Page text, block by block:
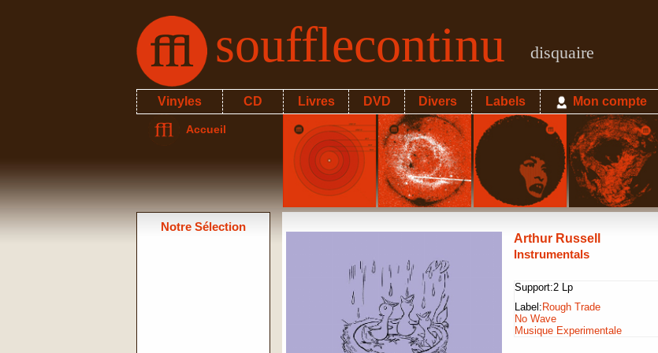
soufflecontinu disquaire
Vinyles CD Livres DVD Divers Labels Mon compte
Accueil
Notre Sélection
Arthur Russell
Instrumentals
Support:2 Lp
Label: Rough Trade
No Wave
Musique Experimentale